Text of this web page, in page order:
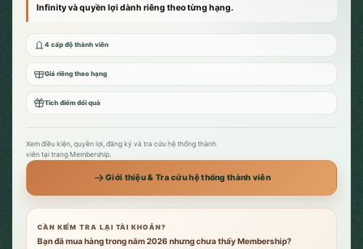
Infinity và quyền lợi dành riêng theo từng hạng.
4 cấp độ thành viên
Giá riêng theo hạng
Tích điểm đổi quà
Xem điều kiện, quyền lợi, đăng ký và tra cứu hệ thống thành
viên tại trang Membership.
Giới thiệu & Tra cứu hệ thống thành viên
CẦN KIỂM TRA LẠI TÀI KHOẢN?
Bạn đã mua hàng trong năm 2026 nhưng chưa thấy Membership?